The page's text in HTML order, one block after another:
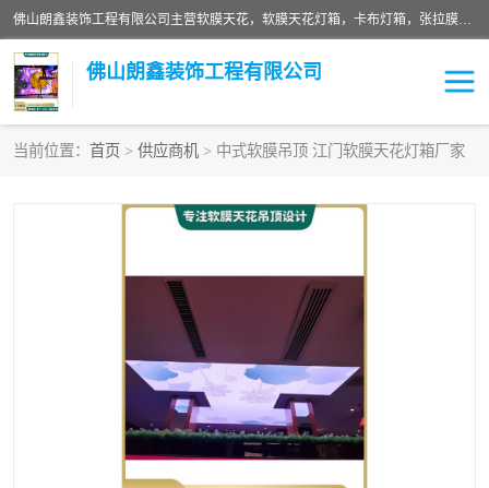
佛山朗鑫装饰工程有限公司主营软膜天花，软膜天花灯箱，卡布灯箱，张拉膜等产品，价格实惠，支持定制；公司专业装饰铺面，家居，会展特装，软膜等工程，技能精良人员，安装快、价格合理，质量保证、热诚与各方有识人士合作，欢迎新老客户来电咨询。
佛山朗鑫装饰工程有限公司
当前位置： 首页 > 供应商机 > 中式软膜吊顶 江门软膜天花灯箱厂家